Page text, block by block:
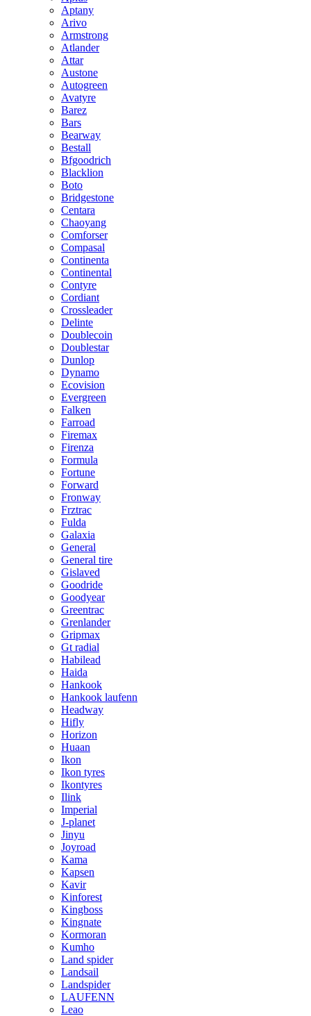
Aptany
Arivo
Armstrong
Atlander
Attar
Austone
Autogreen
Avatyre
Barez
Bars
Bearway
Bestall
Bfgoodrich
Blacklion
Boto
Bridgestone
Centara
Chaoyang
Comforser
Compasal
Continenta
Continental
Contyre
Cordiant
Crossleader
Delinte
Doublecoin
Doublestar
Dunlop
Dynamo
Ecovision
Evergreen
Falken
Farroad
Firemax
Firenza
Formula
Fortune
Forward
Fronway
Frztrac
Fulda
Galaxia
General
General tire
Gislaved
Goodride
Goodyear
Greentrac
Grenlander
Gripmax
Gt radial
Habilead
Haida
Hankook
Hankook laufenn
Headway
Hifly
Horizon
Huaan
Ikon
Ikon tyres
Ikontyres
Ilink
Imperial
J-planet
Jinyu
Joyroad
Kama
Kapsen
Kavir
Kinforest
Kingboss
Kingnate
Kormoran
Kumho
Land spider
Landsail
Landspider
LAUFENN
Leao